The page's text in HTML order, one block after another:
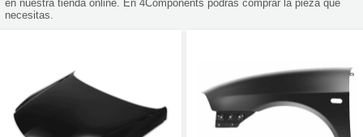
en nuestra tienda online. En 4Components podrás comprar la pieza que
necesitas.